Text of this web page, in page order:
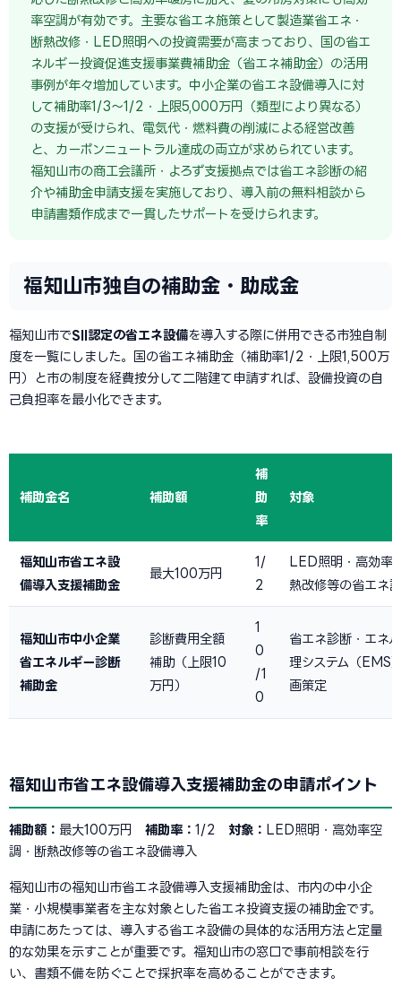
率空調が有効です。主要な省エネ施策として製造業省エネ・
断熱改修・LED照明への投資需要が高まっており、国の省エ
ネルギー投資促進支援事業費補助金（省エネ補助金）の活用
事例が年々増加しています。中小企業の省エネ設備導入に対
して補助率1/3〜1/2・上限5,000万円（類型により異なる）
の支援が受けられ、電気代・燃料費の削減による経営改善
と、カーボンニュートラル達成の両立が求められています。
福知山市の商工会議所・よろず支援拠点では省エネ診断の紹
介や補助金申請支援を実施しており、導入前の無料相談から
申請書類作成まで一貫したサポートを受けられます。
福知山市独自の補助金・助成金
福知山市でSII認定の省エネ設備を導入する際に併用できる市独自制
度を一覧にしました。国の省エネ補助金（補助率1/2・上限1,500万
円）と市の制度を経費按分して二階建て申請すれば、設備投資の自
己負担率を最小化できます。
補助金名 補助額
補
助
率
対象
福知山市省エネ設
備導入支援補助金
最大100万円
1/
2
LED照明・高効率
熱改修等の省エネ
福知山市中小企業
省エネルギー診断
補助金
診断費用全額
補助（上限10
万円）
1
0
/1
0
省エネ診断・エネ
理システム（EMS
画策定
福知山市省エネ設備導入支援補助金の申請ポイント
補助額： 最大100万円 補助率： 1/2 対象： LED照明・高効率空
調・断熱改修等の省エネ設備導入
福知山市の福知山市省エネ設備導入支援補助金は、市内の中小企
業・小規模事業者を主な対象とした省エネ投資支援の補助金です。
申請にあたっては、導入する省エネ設備の具体的な活用方法と定量
的な効果を示すことが重要です。福知山市の窓口で事前相談を行
い、書類不備を防ぐことで採択率を高めることができます。